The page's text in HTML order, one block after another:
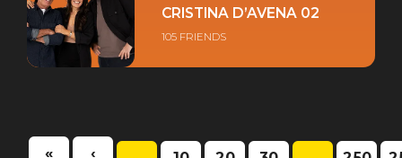
CRISTINA D’AVENA 02
105 FRIENDS
« ‹